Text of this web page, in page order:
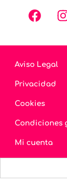
Aviso Legal
Privacidad
Cookies
Condiciones
Mi cuenta